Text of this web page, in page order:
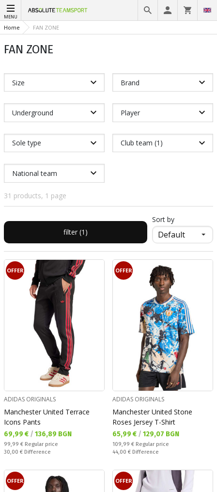
MENU
Home FAN ZONE
FAN ZONE
Size Brand
Underground Player
Sole type Club team (1)
National team
31 products, 1 page
filter (1)
Sort by
OFFER
ADIDAS ORIGINALS
Manchester United Terrace
Icons Pants
Текуща цена:
69,99 € / 136,89 BGN
Regular price:
99,99 € Regular price
Спестявате:
30,00 € Difference
OFFER
ADIDAS ORIGINALS
Manchester United Stone
Roses Jersey T-Shirt
Текуща цена:
65,99 € / 129,07 BGN
Regular price:
109,99 € Regular price
Спестявате:
44,00 € Difference
OFFER OFFER